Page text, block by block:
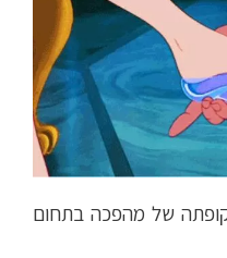
של מהפכה בתחום